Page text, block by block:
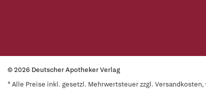
© 2026 Deutscher Apotheker Verlag
* Alle Preise inkl. gesetzl. Mehrwertsteuer zzgl.